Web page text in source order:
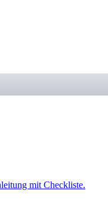
mit Checkliste.